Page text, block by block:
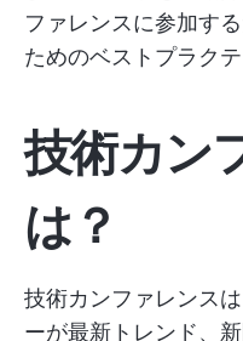
ファレンスに参加す
ためのベストプラク
技術カン
は？
技術カンファレンス
ーが最新トレンド、